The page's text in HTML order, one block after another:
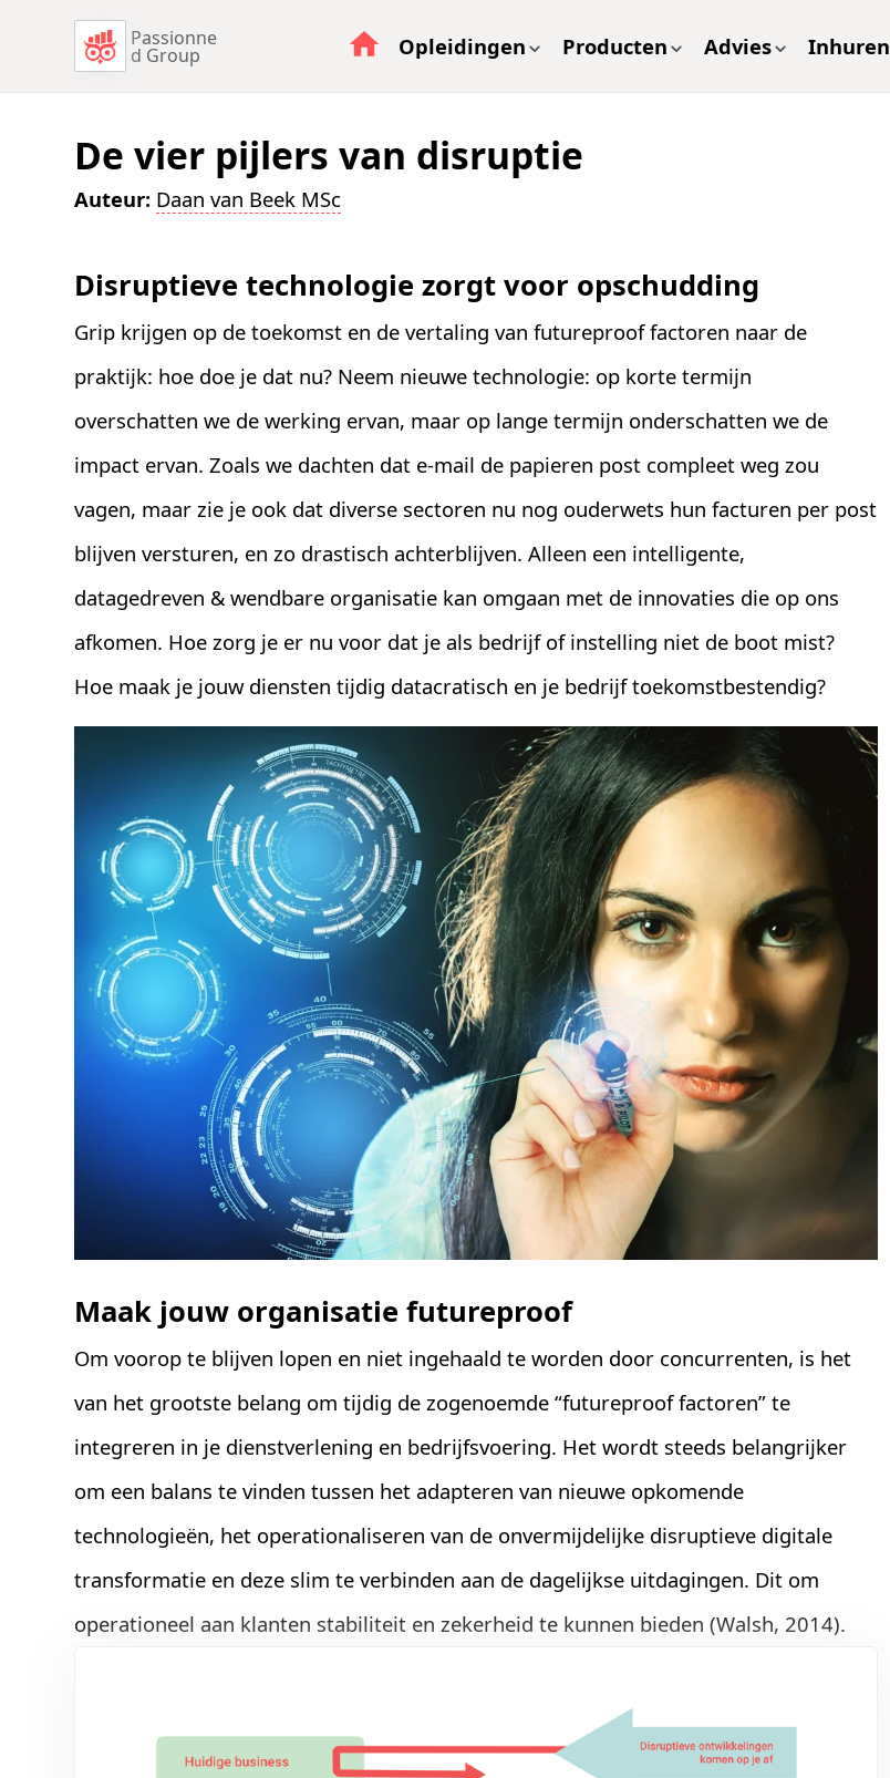
Passionne
d Group Opleidingen Producten Advies Inhuren
De vier pijlers van disruptie
Auteur: Daan van Beek MSc
Disruptieve technologie zorgt voor opschudding
Grip krijgen op de toekomst en de vertaling van futureproof factoren naar de
praktijk: hoe doe je dat nu? Neem nieuwe technologie: op korte termijn
overschatten we de werking ervan, maar op lange termijn onderschatten we de
impact ervan. Zoals we dachten dat e-mail de papieren post compleet weg zou
vagen, maar zie je ook dat diverse sectoren nu nog ouderwets hun facturen per post
blijven versturen, en zo drastisch achterblijven. Alleen een intelligente,
datagedreven & wendbare organisatie kan omgaan met de innovaties die op ons
afkomen. Hoe zorg je er nu voor dat je als bedrijf of instelling niet de boot mist?
Hoe maak je jouw diensten tijdig datacratisch en je bedrijf toekomstbestendig?
Maak jouw organisatie futureproof
Om voorop te blijven lopen en niet ingehaald te worden door concurrenten, is het
van het grootste belang om tijdig de zogenoemde “futureproof factoren” te
integreren in je dienstverlening en bedrijfsvoering. Het wordt steeds belangrijker
om een balans te vinden tussen het adapteren van nieuwe opkomende
technologieën, het operationaliseren van de onvermijdelijke disruptieve digitale
transformatie en deze slim te verbinden aan de dagelijkse uitdagingen. Dit om
operationeel aan klanten stabiliteit en zekerheid te kunnen bieden (Walsh, 2014).